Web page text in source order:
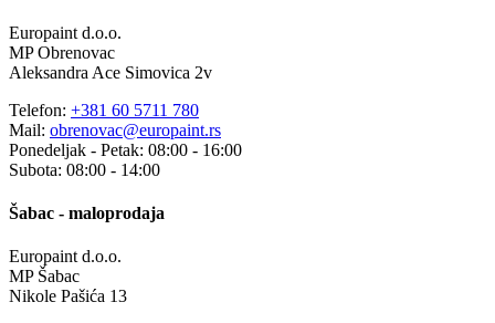
Europaint d.o.o.
MP Obrenovac
Aleksandra Ace Simovica 2v
Telefon: +381 60 5711 780
Mail: obrenovac@europaint.rs
Ponedeljak - Petak: 08:00 - 16:00
Subota: 08:00 - 14:00
Šabac - maloprodaja
Europaint d.o.o.
MP Šabac
Nikole Pašića 13